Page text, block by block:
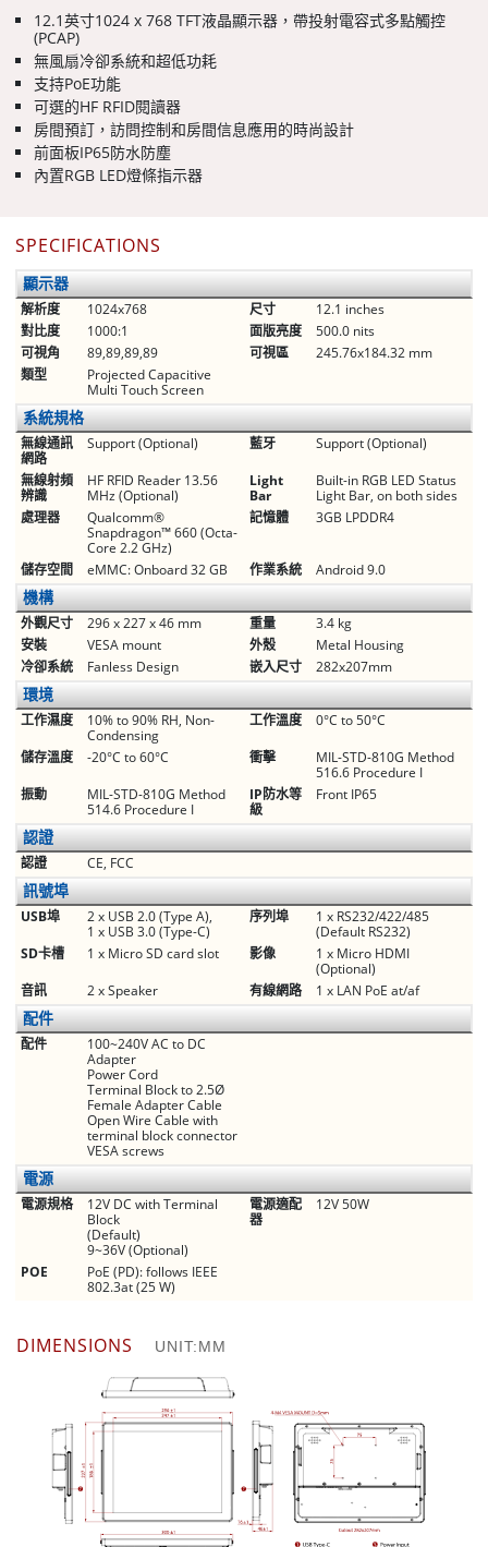
12.1英寸1024 x 768 TFT液晶顯示器，帶投射電容式多點觸控
(PCAP)
無風扇冷卻系統和超低功耗
支持PoE功能
可選的HF RFID閱讀器
房間預訂，訪問控制和房間信息應用的時尚設計
前面板IP65防水防塵
內置RGB LED燈條指示器
SPECIFICATIONS
顯示器
解析度 1024x768 尺寸
12.1 inches
對比度
1000:1 面版亮度
500.0 nits
可視角
89,89,89,89 可視區
245.76x184.32 mm
類型
Projected Capacitive
Multi Touch Screen
系統規格
無線通訊
網路
Support (Optional) 藍牙
Support (Optional)
無線射頻
辨識
HF RFID Reader 13.56
MHz (Optional)
Light
Bar
Built-in RGB LED Status
Light Bar, on both sides
處理器
Qualcomm®
Snapdragon™ 660 (Octa-
Core 2.2 GHz)
記憶體 3GB LPDDR4
儲存空間 eMMC: Onboard 32 GB 作業系統 Android 9.0
機構
外觀尺寸 296 x 227 x 46 mm 重量
3.4 kg
安裝
VESA mount 外殼
Metal Housing
冷卻系統
Fanless Design 嵌入尺寸 282x207mm
環境
工作濕度
10% to 90% RH, Non-
Condensing
工作溫度
0°C to 50°C
儲存溫度
-20°C to 60°C 衝擊
MIL-STD-810G Method
516.6 Procedure I
振動
MIL-STD-810G Method
514.6 Procedure I
IP防水等
級
Front IP65
認證
認證 CE, FCC
訊號埠
USB埠
2 x USB 2.0 (Type A),
1 x USB 3.0 (Type-C)
序列埠
1 x RS232/422/485
(Default RS232)
SD卡槽
1 x Micro SD card slot 影像
1 x Micro HDMI
(Optional)
音訊
2 x Speaker 有線網路 1 x LAN PoE at/af
配件
配件
100~240V AC to DC
Adapter
Power Cord
Terminal Block to 2.5Ø
Female Adapter Cable
Open Wire Cable with
terminal block connector
VESA screws
電源
電源規格
12V DC with Terminal
Block
(Default)
9~36V (Optional)
電源適配
器
12V 50W
POE
PoE (PD): follows IEEE
802.3at (25 W)
DIMENSIONS UNIT:MM